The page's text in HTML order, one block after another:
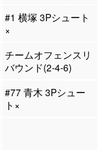
#1 横塚 3Pシュート
×
チームオフェンスリ
バウンド(2-4-6)
#77 青木 3Pシュー
ト×